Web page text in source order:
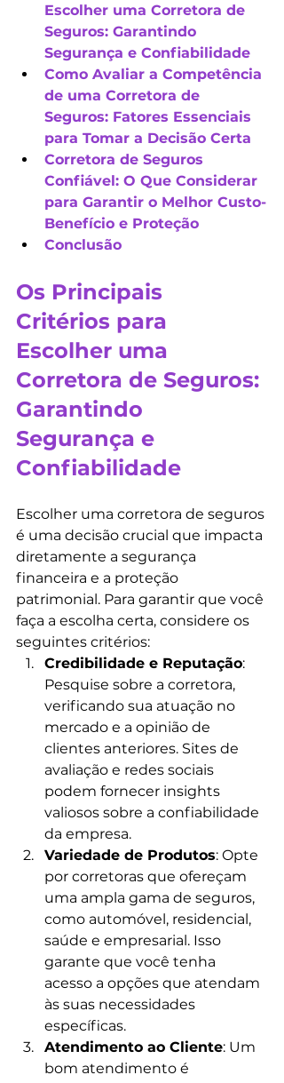
Escolher uma Corretora de
Seguros: Garantindo
Segurança e Confiabilidade
Como Avaliar a Competência
de uma Corretora de
Seguros: Fatores Essenciais
para Tomar a Decisão Certa
Corretora de Seguros
Confiável: O Que Considerar
para Garantir o Melhor Custo-
Benefício e Proteção
Conclusão
Os Principais
Critérios para
Escolher uma
Corretora de Seguros:
Garantindo
Segurança e
Confiabilidade
Escolher uma corretora de seguros
é uma decisão crucial que impacta
diretamente a segurança
financeira e a proteção
patrimonial. Para garantir que você
faça a escolha certa, considere os
seguintes critérios:
Credibilidade e Reputação:
Pesquise sobre a corretora,
verificando sua atuação no
mercado e a opinião de
clientes anteriores. Sites de
avaliação e redes sociais
podem fornecer insights
valiosos sobre a confiabilidade
da empresa.
Variedade de Produtos: Opte
por corretoras que ofereçam
uma ampla gama de seguros,
como automóvel, residencial,
saúde e empresarial. Isso
garante que você tenha
acesso a opções que atendam
às suas necessidades
específicas.
Atendimento ao Cliente: Um
bom atendimento é